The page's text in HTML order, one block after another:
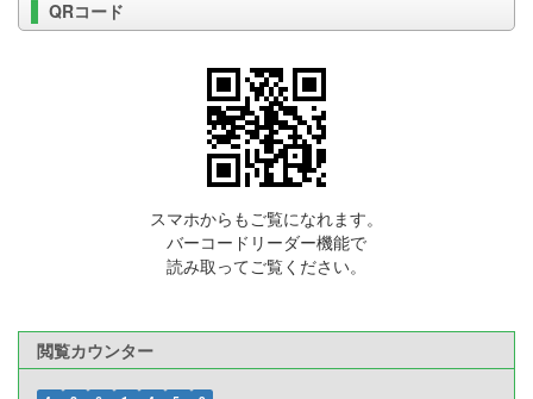
QRコード
スマホからもご覧になれます。
バーコードリーダー機能で
読み取ってご覧ください。
閲覧カウンター